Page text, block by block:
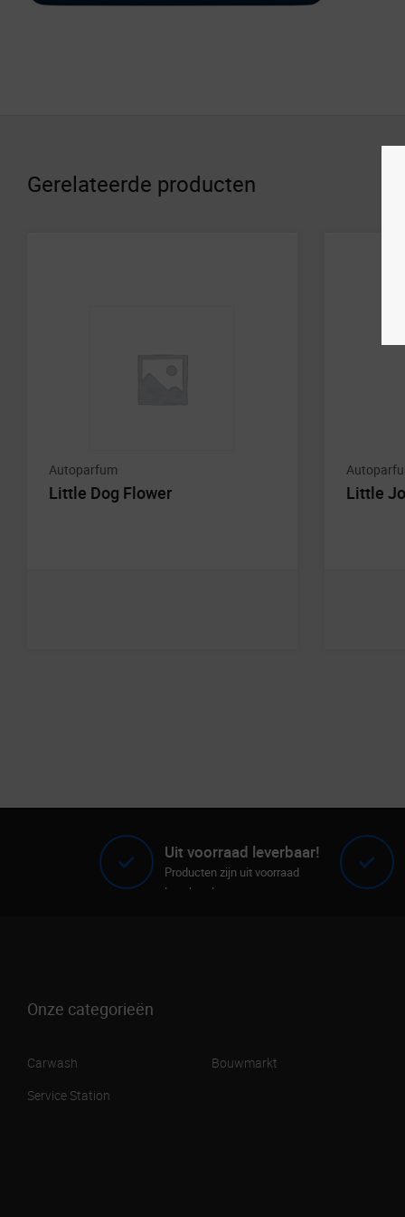
Gerelateerde producten
Autoparfum
Little Dog Flower Little
Uit voorraad leverbaar!
Producten zijn uit voorraad
leverbaar!
Onze categorieën
Carwash
Bouwmarkt
Service Station